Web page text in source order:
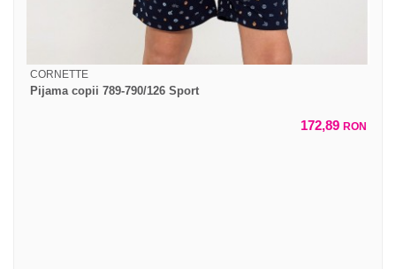
CORNETTE
Pijama copii 789-790/126 Sport
172,89 RON